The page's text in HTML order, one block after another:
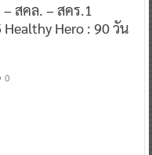
สคล. – สคร.1
Hero : 90 วัน
0